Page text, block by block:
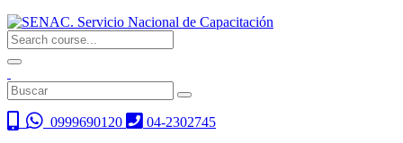
0999690120
04-2302745